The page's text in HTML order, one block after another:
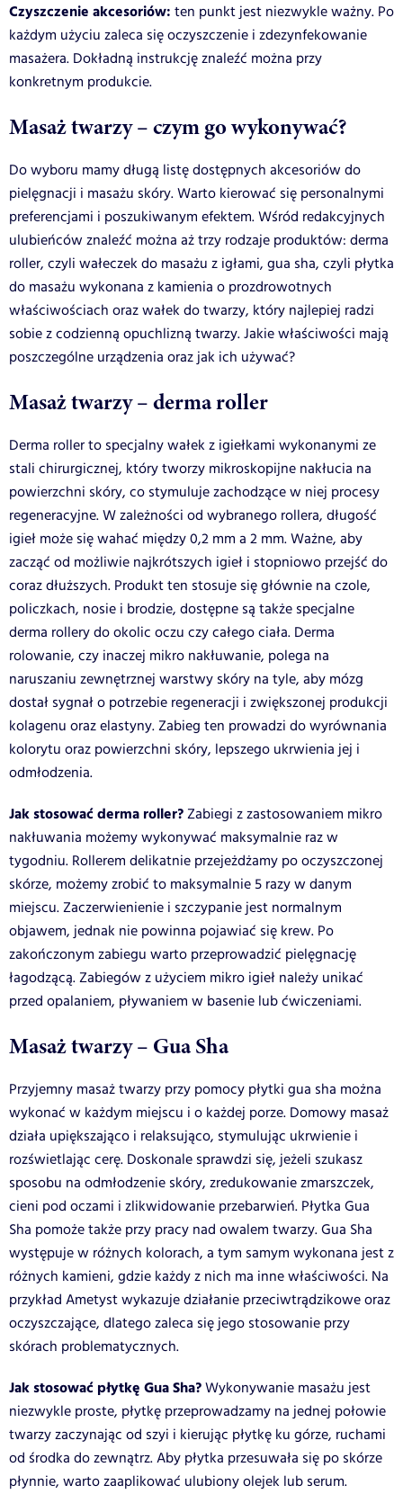
Czyszczenie akcesoriów: ten punkt jest niezwykle ważny. Po
każdym użyciu zaleca się oczyszczenie i zdezynfekowanie
masażera. Dokładną instrukcję znaleźć można przy
konkretnym produkcie.
Masaż twarzy – czym go wykonywać?
Do wyboru mamy długą listę dostępnych akcesoriów do
pielęgnacji i masażu skóry. Warto kierować się personalnymi
preferencjami i poszukiwanym efektem. Wśród redakcyjnych
ulubieńców znaleźć można aż trzy rodzaje produktów: derma
roller, czyli wałeczek do masażu z igłami, gua sha, czyli płytka
do masażu wykonana z kamienia o prozdrowotnych
właściwościach oraz wałek do twarzy, który najlepiej radzi
sobie z codzienną opuchlizną twarzy. Jakie właściwości mają
poszczególne urządzenia oraz jak ich używać?
Masaż twarzy – derma roller
Derma roller to specjalny wałek z igiełkami wykonanymi ze
stali chirurgicznej, który tworzy mikroskopijne nakłucia na
powierzchni skóry, co stymuluje zachodzące w niej procesy
regeneracyjne. W zależności od wybranego rollera, długość
igieł może się wahać między 0,2 mm a 2 mm. Ważne, aby
zacząć od możliwie najkrótszych igieł i stopniowo przejść do
coraz dłuższych. Produkt ten stosuje się głównie na czole,
policzkach, nosie i brodzie, dostępne są także specjalne
derma rollery do okolic oczu czy całego ciała. Derma
rolowanie, czy inaczej mikro nakłuwanie, polega na
naruszaniu zewnętrznej warstwy skóry na tyle, aby mózg
dostał sygnał o potrzebie regeneracji i zwiększonej produkcji
kolagenu oraz elastyny. Zabieg ten prowadzi do wyrównania
kolorytu oraz powierzchni skóry, lepszego ukrwienia jej i
odmłodzenia.
Jak stosować derma roller?Zabiegi z zastosowaniem mikro
nakłuwania możemy wykonywać maksymalnie raz w
tygodniu. Rollerem delikatnie przejeżdżamy po oczyszczonej
skórze, możemy zrobić to maksymalnie 5 razy w danym
miejscu. Zaczerwienienie i szczypanie jest normalnym
objawem, jednak nie powinna pojawiać się krew. Po
zakończonym zabiegu warto przeprowadzić pielęgnację
łagodzącą. Zabiegów z użyciem mikro igieł należy unikać
przed opalaniem, pływaniem w basenie lub ćwiczeniami.
Masaż twarzy – Gua Sha
Przyjemny masaż twarzy przy pomocy płytki gua sha można
wykonać w każdym miejscu i o każdej porze. Domowy masaż
działa upiększająco i relaksująco, stymulując ukrwienie i
rozświetlając cerę. Doskonale sprawdzi się, jeżeli szukasz
sposobu na odmłodzenie skóry, zredukowanie zmarszczek,
cieni pod oczami i zlikwidowanie przebarwień. Płytka Gua
Sha pomoże także przy pracy nad owalem twarzy. Gua Sha
występuje w różnych kolorach, a tym samym wykonana jest z
różnych kamieni, gdzie każdy z nich ma inne właściwości. Na
przykład Ametyst wykazuje działanie przeciwtrądzikowe oraz
oczyszczające, dlatego zaleca się jego stosowanie przy
skórach problematycznych.
Jak stosować płytkę Gua Sha?Wykonywanie masażu jest
niezwykle proste, płytkę przeprowadzamy na jednej połowie
twarzy zaczynając od szyi i kierując płytkę ku górze, ruchami
od środka do zewnątrz. Aby płytka przesuwała się po skórze
płynnie, warto zaaplikować ulubiony olejek lub serum.